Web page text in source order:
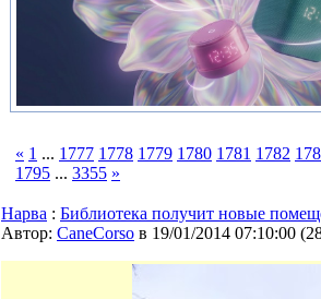
« 1 ... 1777 1778 1779 1780 1781 1782
1795 ... 3355 »
Нарва : Библиотека получит новые
Автор: CaneCorso в 19/01/2014 07:10:00 (